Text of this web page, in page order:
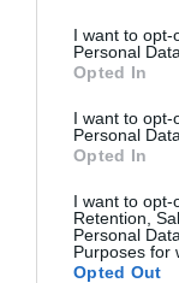
I want to opt-
Personal Data.
Opted In
I want to opt-
Personal
Opted In
I want to opt-
Retention,
Personal
Purposes for
Opted Out
Montáž
Konstrukce a
Dodávka do